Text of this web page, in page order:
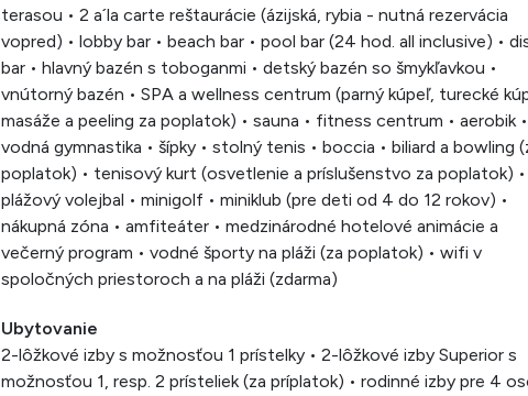
terasou • 2 a´la carte reštaurácie (ázijská, rybia - nutná rezervácia
vopred) • lobby bar • beach bar • pool bar (24 hod. all inclusive) •
bar • hlavný bazén s toboganmi • detský bazén so šmykľavkou •
vnútorný bazén • SPA a wellness centrum (parný kúpeľ, turecké
masáže a peeling za poplatok) • sauna • fitness centrum • aerobik •
vodná gymnastika • šípky • stolný tenis • boccia • biliard a bowling
poplatok) • tenisový kurt (osvetlenie a príslušenstvo za poplatok) •
plážový volejbal • minigolf • miniklub (pre deti od 4 do 12 rokov) •
nákupná zóna • amfiteáter • medzinárodné hotelové animácie a
večerný program • vodné športy na pláži (za poplatok) • wifi v
spoločných priestoroch a na pláži (zdarma)
Ubytovanie
2-lôžkové izby s možnosťou 1 prístelky • 2-lôžkové izby Superior s
možnosťou 1, resp. 2 prísteliek (za príplatok) • rodinné izby pre 4